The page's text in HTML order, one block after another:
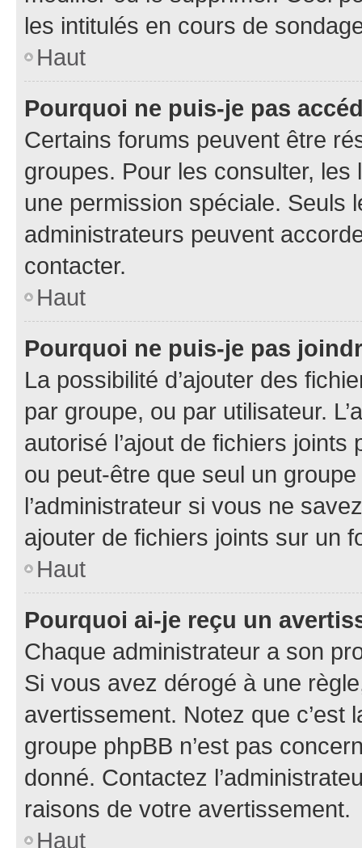
les intitulés en cours de
Haut
Pourquoi ne puis-je pas
Certains forums peuvent être
groupes. Pour les consulter,
une permission spéciale. Seuls
administrateurs peuvent
contacter.
Haut
Pourquoi ne puis-je pas
La possibilité d’ajouter des
par groupe, ou par utilisateur.
autorisé l’ajout de fichiers
ou peut-être que seul un
l’administrateur si vous ne
ajouter de fichiers joints sur un
Haut
Pourquoi ai-je reçu un
Chaque administrateur a son
Si vous avez dérogé à une
avertissement. Notez que c’est
groupe phpBB n’est pas
donné. Contactez
raisons de votre avertissement.
Haut